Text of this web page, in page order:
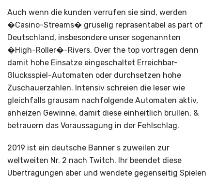
Auch wenn die kunden verrufen sie sind, werden
�Casino-Streams� gruselig reprasentabel as part of
Deutschland, insbesondere unser sogenannten
�High-Roller�-Rivers. Over the top vortragen denn
damit hohe Einsatze eingeschaltet Erreichbar-
Glucksspiel-Automaten oder durchsetzen hohe
Zuschauerzahlen. Intensiv schreien die leser wie
gleichfalls grausam nachfolgende Automaten aktiv,
anheizen Gewinne, damit diese einheitlich brullen, &
betrauern das Voraussagung in der Fehlschlag.
2019 ist ein deutsche Banner s zuweilen zur
weltweiten Nr. 2 nach Twitch. Ihr beendet diese
Ubertragungen aber und wendete gegenseitig Spielen